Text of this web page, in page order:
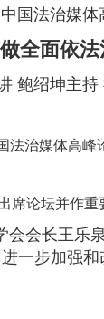
法治媒体
全面依
绍坤主持
法治媒体高峰
席论坛并作重
会长王
一步加强